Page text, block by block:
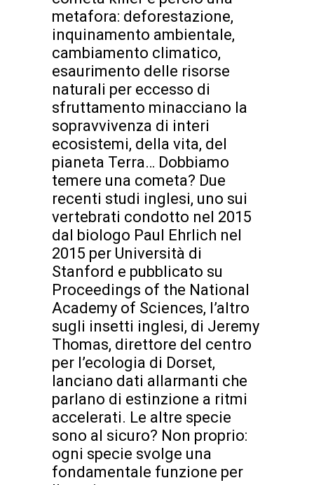
metafora: deforestazione,
inquinamento ambientale,
cambiamento climatico,
esaurimento delle risorse
naturali per eccesso di
sfruttamento minacciano la
sopravvivenza di interi
ecosistemi, della vita, del
pianeta Terra… Dobbiamo
temere una cometa? Due
recenti studi inglesi, uno sui
vertebrati condotto nel 2015
dal biologo Paul Ehrlich nel
2015 per Università di
Stanford e pubblicato su
Proceedings of the National
Academy of Sciences, l’altro
sugli insetti inglesi, di Jeremy
Thomas, direttore del centro
per l’ecologia di Dorset,
lanciano dati allarmanti che
parlano di estinzione a ritmi
accelerati. Le altre specie
sono al sicuro? Non proprio:
ogni specie svolge una
fondamentale funzione per